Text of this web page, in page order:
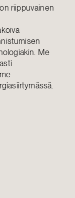
riippuvainen
Me